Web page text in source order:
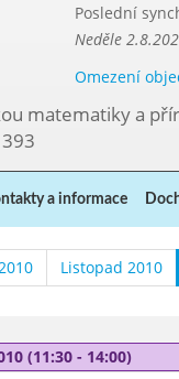
Poslední
Neděle
Omezení
matematiky a
a informace
Listopad 2010
(11:30 - 14:00)